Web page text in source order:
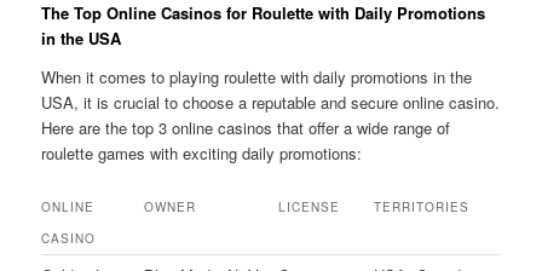
The Top Online Casinos for Roulette with Daily Promotions
in the USA
When it comes to playing roulette with daily promotions in the
USA, it is crucial to choose a reputable and secure online casino.
Here are the top 3 online casinos that offer a wide range of
roulette games with exciting daily promotions:
ONLINE
CASINO
OWNER LICENSE TERRITORIES